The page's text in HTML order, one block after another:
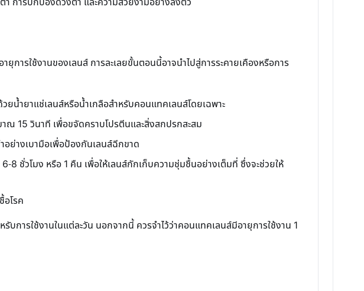
รใช้งานของเลนส์ การละเลยขั้นตอนนี้อาจนำไปสู่การระคายเคืองหรือการ
น้ำยาแช่เลนส์หรือน้ำเกลือสำหรับคอนแทคเลนส์โดยเฉพาะ
ณ 15 วินาที เพื่อขจัดคราบโปรตีนและสิ่งสกปรกสะสม
อย่างเบามือเพื่อป้องกันเลนส์ฉีกขาด
8 ชั่วโมง หรือ 1 คืน เพื่อให้เลนส์กักเก็บความชุ่มชื้นอย่างเต็มที่ ซึ่งจะช่วยให้
โรค
การใช้งานในแต่ละวัน นอกจากนี้ ควรจำไว้ว่าคอนแทคเลนส์มีอายุการใช้งาน 1